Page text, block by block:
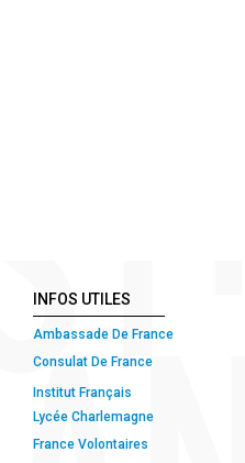
INFOS UTILES
Ambassade De France
Consulat De France
Institut Français
Lycée Charlemagne
France Volontaires